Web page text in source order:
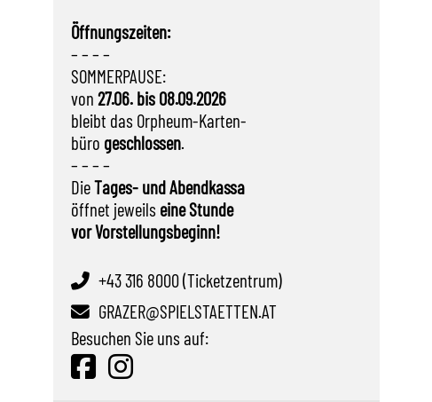
Öffnungszeiten:
– – – –
SOMMERPAUSE:
von 27.06. bis 08.09.2026
bleibt das Orpheum-Karten-
büro geschlossen.
– – – –
DieTages- und Abendkassa
öffnet jeweils eine Stunde
vor Vorstellungsbeginn!
+43 316 8000 (Ticketzentrum)
GRAZER@SPIELSTAETTEN.AT
Besuchen Sie uns auf: